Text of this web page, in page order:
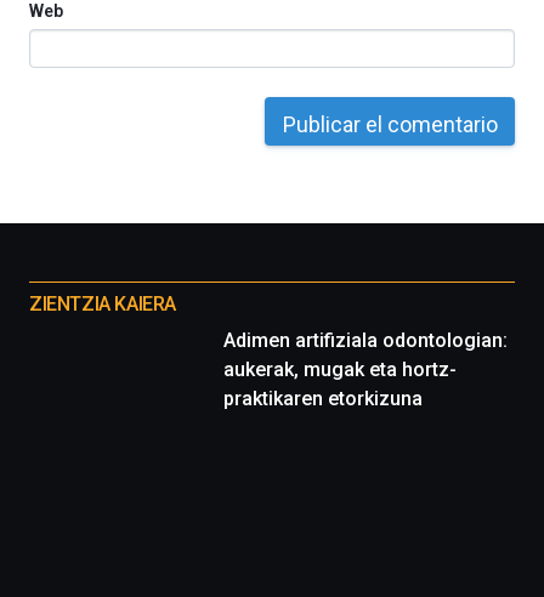
Web
proyectos
ZIENTZIA KAIERA
Adimen artifiziala odontologian:
aukerak, mugak eta hortz-
praktikaren etorkizuna